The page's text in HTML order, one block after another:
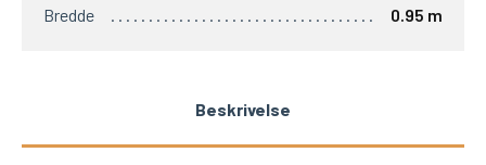
Bredde 0.95 m
Beskrivelse